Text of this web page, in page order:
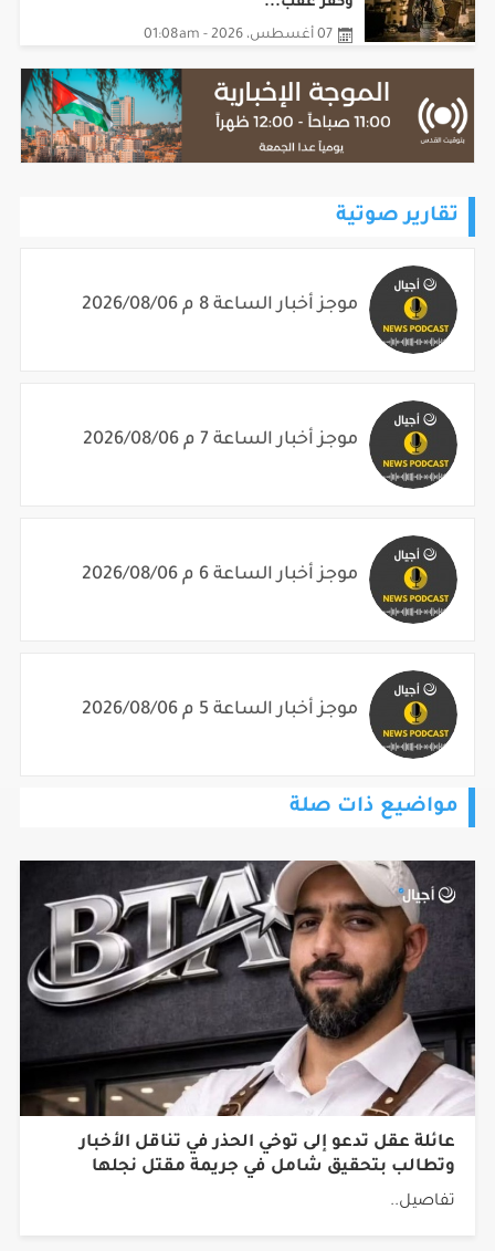
07 أغسطس، 2026 - 01:08am
تقارير صوتية
موجز أخبار الساعة 8 م 2026/08/06
موجز أخبار الساعة 7 م 2026/08/06
موجز أخبار الساعة 6 م 2026/08/06
موجز أخبار الساعة 5 م 2026/08/06
مواضيع ذات صلة
عائلة عقل تدعو إلى توخي الحذر في تناقل الأخبار
وتطالب بتحقيق شامل في جريمة مقتل نجلها
تفاصيل..